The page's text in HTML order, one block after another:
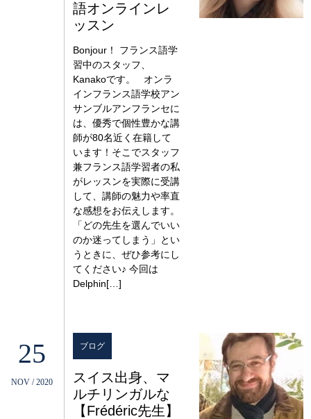
語オンラインレ
ッスン
Bonjour！ フランス語学
習中のスタッフ、
Kanakoです。 オンラ
インフランス語学校アン
サンブルアンフランセに
は、優秀で個性豊かな講
師が80名近く在籍して
います！そこでスタッフ
兼フランス語学習者の私
がレッスンを実際に受講
して、講師の魅力や率直
な感想をお伝えします。
「どの先生を選んでいい
のか迷ってしまう」とい
うときに、ぜひ参考にし
てください♪ 今回は
Delphin[…]
25
NOV / 2020
ブログ
スイス出身、マ
ルチリンガルな
【Frédéric先生】